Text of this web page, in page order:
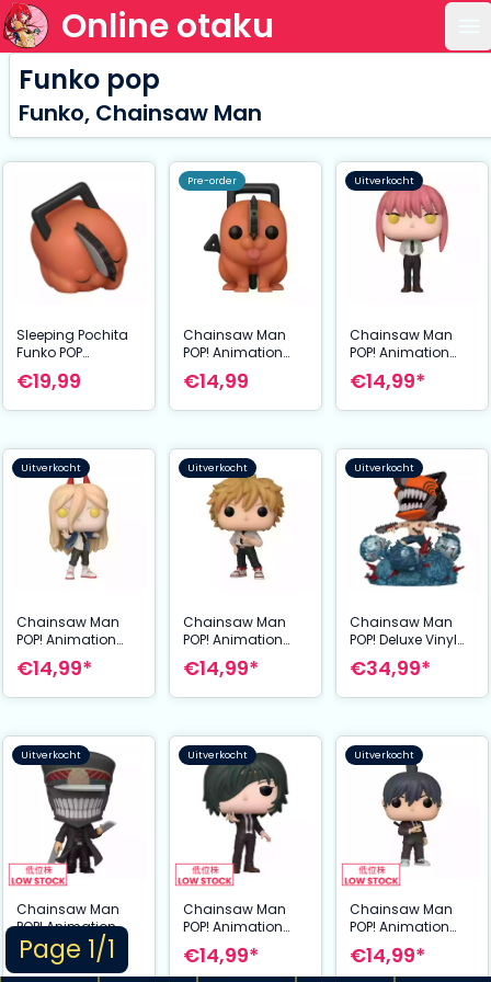
Online otaku
Page 1/1
Funko pop
Funko, Chainsaw Man
Sleeping Pochita
Funko POP
Chainsaw Man
Movies Vinyl Figure
€19,99
Pre-order
Chainsaw Man
POP! Animation
Vinyl Figure
Pochita 9 cm
€14,99
Uitverkocht
Chainsaw Man
POP! Animation
Vinyl Figure
Makima 9 cm
€14,99*
Uitverkocht
Chainsaw Man
POP! Animation
Vinyl Figure Power
9 cm
€14,99*
Uitverkocht
Chainsaw Man
POP! Animation
Vinyl Figure Denji 9
cm
€14,99*
Uitverkocht
Chainsaw Man
POP! Deluxe Vinyl
Figure Chainsaw
Man 9 cm
€34,99*
Uitverkocht
Chainsaw Man
POP! Animation
Vinyl Figure
Samurai Sword 9
€14,99*
Uitverkocht
Chainsaw Man
POP! Animation
Vinyl Figure
Himeno 9 cm
€14,99*
Uitverkocht
Chainsaw Man
POP! Animation
Vinyl Figure Aki 9
cm
€14,99*